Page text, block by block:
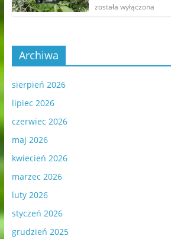
została wyłączona
Archiwa
sierpień 2026
lipiec 2026
czerwiec 2026
maj 2026
kwiecień 2026
marzec 2026
luty 2026
styczeń 2026
grudzień 2025